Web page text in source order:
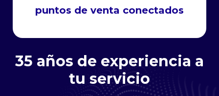
puntos de venta conectados
35 años de experiencia a
tu servicio